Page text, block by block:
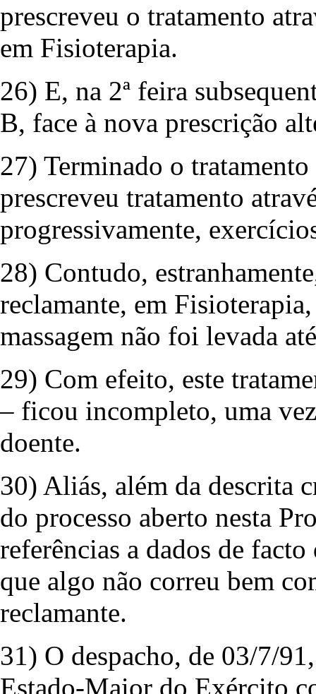
prescreveu o tratamento
em Fisioterapia.
26) E, na 2ª feira
B, face à nova prescrição
27) Terminado o
prescreveu tratamento
progressivamente,
28) Contudo,
reclamante, em
massagem não foi levada
29) Com efeito, este
– ficou incompleto, uma
doente.
30) Aliás, além da descrita
do processo aberto nesta
referências a dados de
que algo não correu bem
reclamante.
31) O despacho, de 03/7/
Estado-Maior do Exército